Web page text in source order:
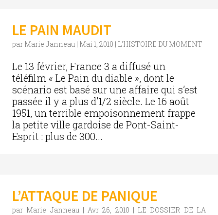
LE PAIN MAUDIT
par Marie Janneau | Mai 1, 2010 | L'HISTOIRE DU MOMENT
Le 13 février, France 3 a diffusé un
téléfilm « Le Pain du diable », dont le
scénario est basé sur une affaire qui s’est
passée il y a plus d’1/2 siècle. Le 16 août
1951, un terrible empoisonnement frappe
la petite ville gardoise de Pont-Saint-
Esprit : plus de 300...
L’ATTAQUE DE PANIQUE
par Marie Janneau|Avr 26, 2010 | LE DOSSIER DE LA